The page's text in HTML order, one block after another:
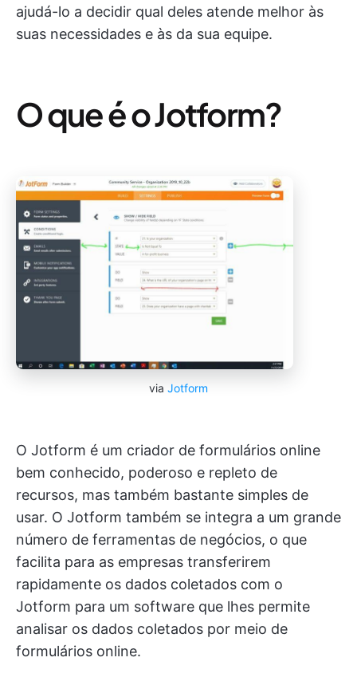
ajudá-lo a decidir qual deles atende melhor às
suas necessidades e às da sua equipe.
O que é o Jotform?
via Jotform
O Jotform é um criador de formulários online
bem conhecido, poderoso e repleto de
recursos, mas também bastante simples de
usar. O Jotform também se integra a um grande
número de ferramentas de negócios, o que
facilita para as empresas transferirem
rapidamente os dados coletados com o
Jotform para um software que lhes permite
analisar os dados coletados por meio de
formulários online.